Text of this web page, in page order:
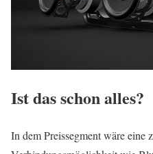
Ist das schon alles?
In dem Preissegment wäre eine